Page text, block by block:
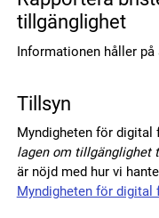
tillgänglighet
Informationen håller
Tillsyn
Myndigheten för
lagen om tillgänglighet
är nöjd med hur vi
Myndigheten för digital